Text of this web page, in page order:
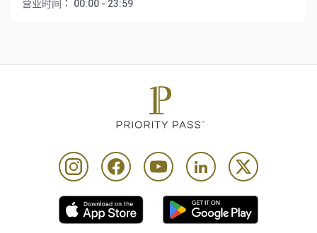
营业时间：
00:00 - 23:59